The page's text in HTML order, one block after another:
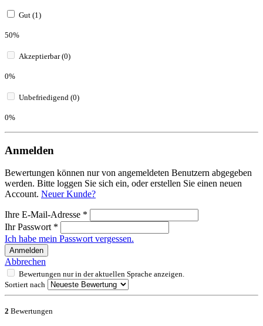
Gut (1)
50%
Akzeptierbar (0)
0%
Unbefriedigend (0)
0%
Anmelden
Bewertungen können nur von angemeldeten Benutzern abgegeben
werden. Bitte loggen Sie sich ein, oder erstellen Sie einen neuen
Account. Neuer Kunde?
Ihre E-Mail-Adresse *
Ihr Passwort *
Ich habe mein Passwort vergessen.
Anmelden
Abbrechen
Bewertungen nur in der aktuellen Sprache anzeigen.
Sortiert nach
2 Bewertungen